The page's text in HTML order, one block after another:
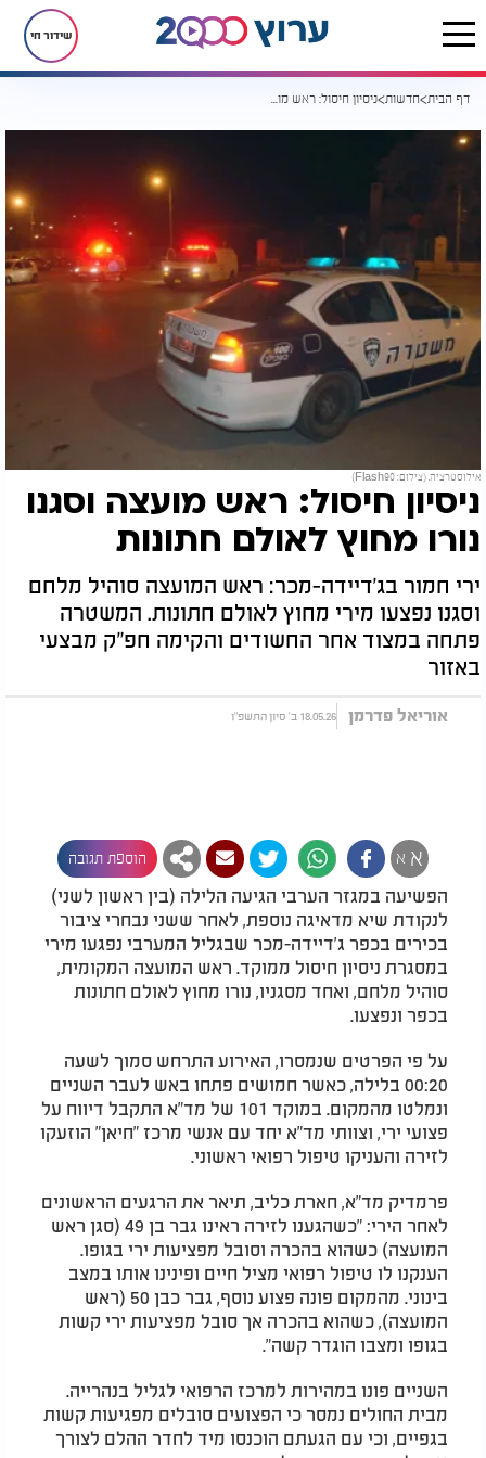
שידור חי
דף הבית חדשות ניסיון חיסול: ראש מועצה וסגנו נורו מחוץ לאולם חתונות
אילוסטרציה. (צילום: Flash90)
ניסיון חיסול: ראש מועצה וסגנו
נורו מחוץ לאולם חתונות
ירי חמור בג'דיידה-מכר: ראש המועצה סוהיל מלחם
וסגנו נפצעו מירי מחוץ לאולם חתונות. המשטרה
פתחה במצוד אחר החשודים והקימה חפ"ק מבצעי
באזור
אוריאל פדרמן 18.05.26 ב' סיון התשפ"ו
א א הוספת תגובה
הפשיעה במגזר הערבי הגיעה הלילה (בין ראשון לשני)
לנקודת שיא מדאיגה נוספת, לאחר ששני נבחרי ציבור
בכירים בכפר ג'דיידה-מכר שבגליל המערבי נפגעו מירי
במסגרת ניסיון חיסול ממוקד. ראש המועצה המקומית,
סוהיל מלחם, ואחד מסגניו, נורו מחוץ לאולם חתונות
בכפר ונפצעו.
על פי הפרטים שנמסרו, האירוע התרחש סמוך לשעה
00:20 בלילה, כאשר חמושים פתחו באש לעבר השניים
ונמלטו מהמקום. במוקד 101 של מד"א התקבל דיווח על
פצועי ירי, וצוותי מד"א יחד עם אנשי מרכז "חיאן" הוזעקו
לזירה והעניקו טיפול רפואי ראשוני.
פרמדיק מד"א, חארת כליב, תיאר את הרגעים הראשונים
לאחר הירי: "כשהגענו לזירה ראינו גבר בן 49 (סגן ראש
המועצה) כשהוא בהכרה וסובל מפציעות ירי בגופו.
הענקנו לו טיפול רפואי מציל חיים ופינינו אותו במצב
בינוני. מהמקום פונה פצוע נוסף, גבר כבן 50 (ראש
המועצה), כשהוא בהכרה אך סובל מפציעות ירי קשות
בגופו ומצבו הוגדר קשה".
השניים פונו במהירות למרכז הרפואי לגליל בנהרייה.
מבית החולים נמסר כי הפצועים סובלים מפגיעות קשות
בגפיים, וכי עם הגעתם הוכנסו מיד לחדר ההלם לצורך